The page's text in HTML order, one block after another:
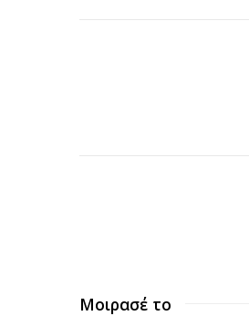
Μοιρασέ το